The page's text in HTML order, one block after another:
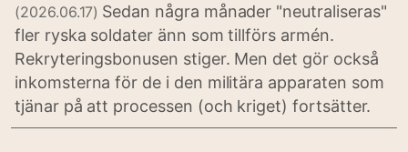
(2026.06.17) Sedan några månader "neutraliseras"
fler ryska soldater änn som tillförs armén.
Rekryteringsbonusen stiger. Men det gör också
inkomsterna för de i den militära apparaten som
tjänar på att processen (och kriget) fortsätter.